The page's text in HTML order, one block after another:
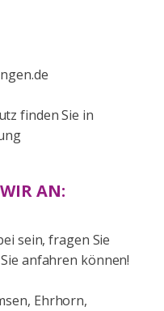
finden Sie in
AN:
sein, fragen Sie
anfahren können!
Ehrhorn,